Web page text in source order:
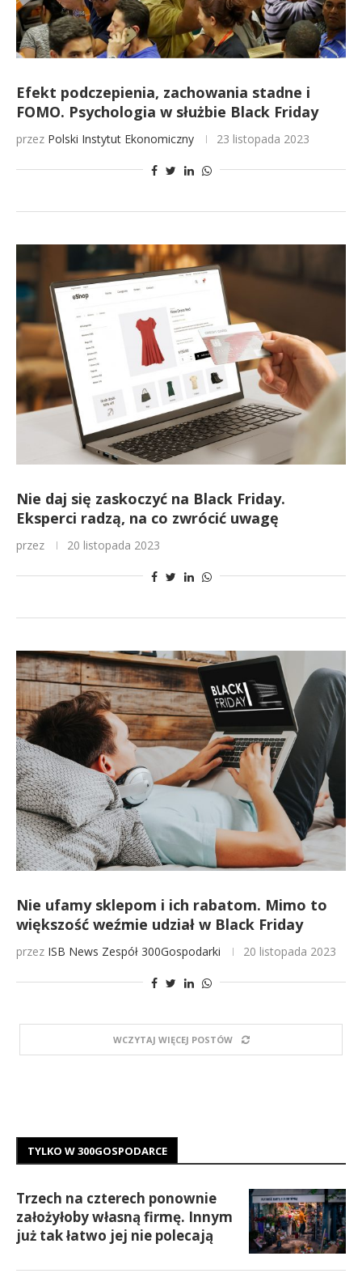
Efekt podczepienia, zachowania stadne i
FOMO. Psychologia w służbie Black Friday
przez Polski Instytut Ekonomiczny 23 listopada 2023
Nie daj się zaskoczyć na Black Friday.
Eksperci radzą, na co zwrócić uwagę
przez 20 listopada 2023
Nie ufamy sklepom i ich rabatom. Mimo to
większość weźmie udział w Black Friday
przez ISB News Zespół 300Gospodarki 20 listopada 2023
WCZYTAJ WIĘCEJ POSTÓW
TYLKO W 300GOSPODARCE
Trzech na czterech ponownie
założyłoby własną firmę. Innym
już tak łatwo jej nie polecają